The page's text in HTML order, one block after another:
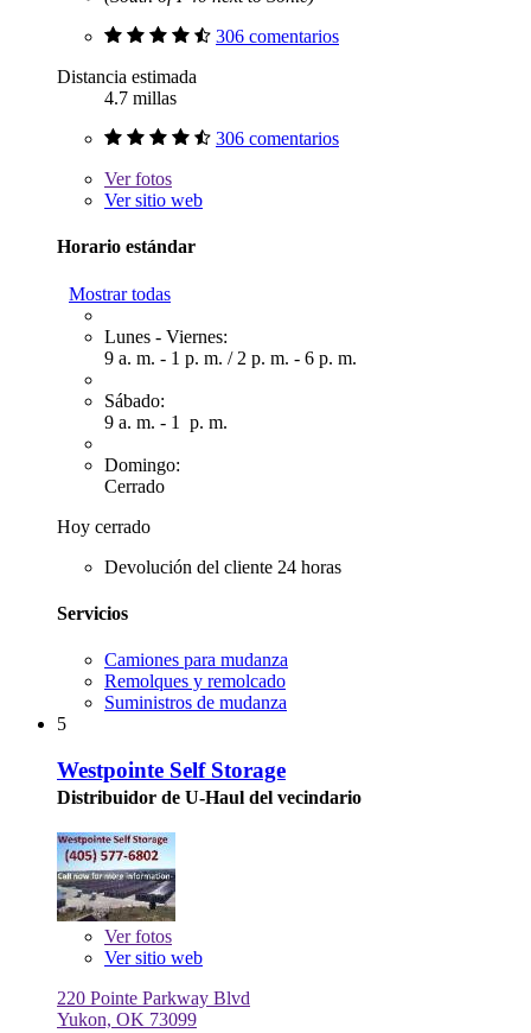
306 comentarios
Distancia estimada
4.7 millas
306 comentarios
Verfotos
Ver sitio web
Horario estándar
Mostrar todas
Lunes - Viernes:
9 a. m. - 1 p. m. / 2 p. m. - 6 p. m.
Sábado:
9 a. m. - 1 p. m.
Domingo:
Cerrado
Hoy cerrado
Devolución del cliente 24 horas
Servicios
Camiones para mudanza
Remolques y remolcado
Suministros de mudanza
5
Westpointe Self Storage
Distribuidor de U-Haul del vecindario
Verfotos
Ver sitio web
220 Pointe Parkway Blvd
Yukon, OK 73099